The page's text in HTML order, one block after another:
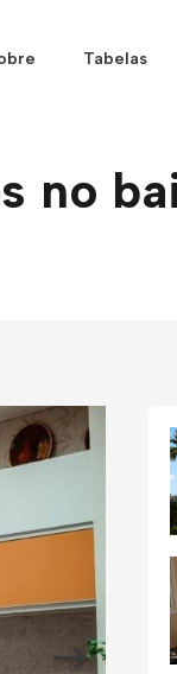
Tabelas
no